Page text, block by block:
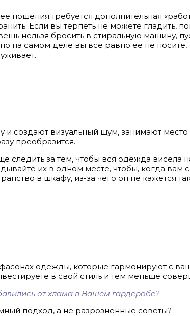
ношения требуется дополнительная
Если вы терпеть не можете гладить,
нельзя бросить в стиральную машину,
на самом деле вы все равно ее не
создают визуальный шум, занимают
преобразится.
следить за тем, чтобы вся одежда висела
их в одном месте, чтобы, когда вам
в шкафу, из-за чего он не кажется
одежды, которые гармонируют с
в свой стиль и тем меньше
от хлама в Вашем гардеробе?
подход, а не разрозненные советы?